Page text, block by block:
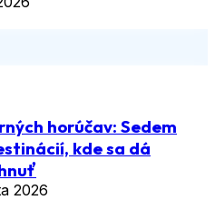
horúčav: Sedem
kde sa dá
2026